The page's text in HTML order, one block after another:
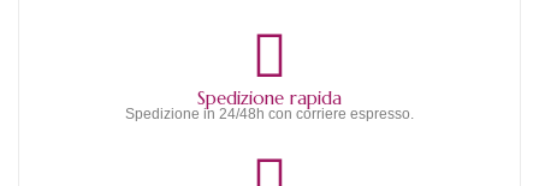
Spedizione rapida
Spedizione in 24/48h con corriere espresso.